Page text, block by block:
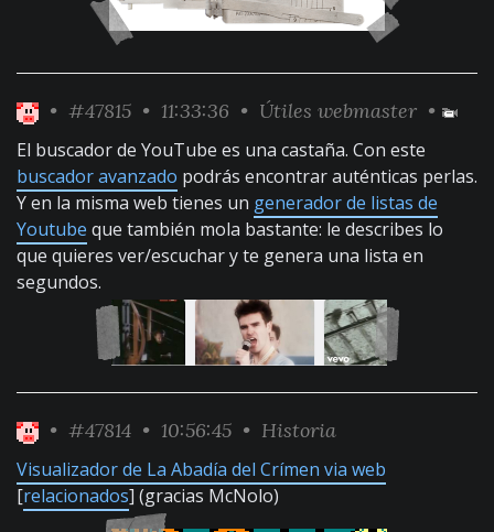
• #47815 • 11:33:36 • Útiles webmaster •
El buscador de YouTube es una castaña. Con este
buscador avanzado podrás encontrar auténticas perlas.
Y en la misma web tienes un generador de listas de
Youtube que también mola bastante: le describes lo
que quieres ver/escuchar y te genera una lista en
segundos.
• #47814 • 10:56:45 • Historia
Visualizador de La Abadía del Crímen via web
[relacionados] (gracias McNolo)